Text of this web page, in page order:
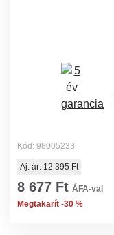
Kód: 98005233
Aj. ár: 12 395 Ft
8 677 Ft ÁFA-val
Megtakarít -30 %